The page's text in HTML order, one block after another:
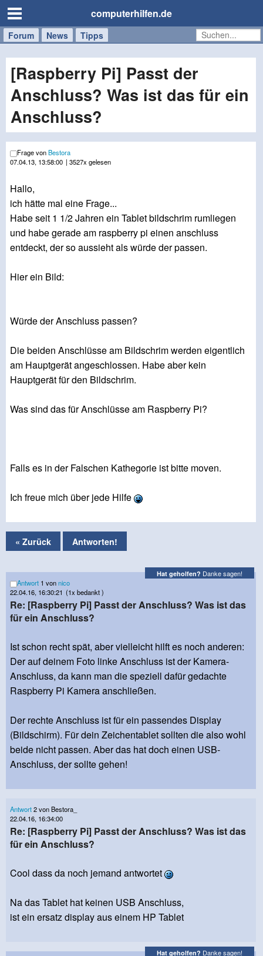
computerhilfen.de
Forum News Tipps
Handy
Tablet
Windows
Mac
[Raspberry Pi] Passt der
Anschluss? Was ist das für ein
Anschluss?
Frage vonBestora
07.04.13, 13:58:00 | 3527x gelesen
Hallo,
ich hätte mal eine Frage...
Habe seit 1 1/2 Jahren ein Tablet bildschrim rumliegen
und habe gerade am raspberry pi einen anschluss
entdeckt, der so aussieht als würde der passen.
Hier ein Bild:
Würde der Anschluss passen?
Die beiden Anschlüsse am Bildschrim werden eigentlich
am Hauptgerät angeschlossen. Habe aber kein
Hauptgerät für den Bildschrim.
Was sind das für Anschlüsse am Raspberry Pi?
Falls es in der Falschen Kathegorie ist bitte moven.
Ich freue mich über jede Hilfe
« Zurück Antworten!
Hat geholfen? Danke sagen!
Antwort 1 vonnico
22.04.16, 16:30:21 (1x bedankt )
Re: [Raspberry Pi] Passt der Anschluss? Was ist das
für ein Anschluss?
Ist schon recht spät, aber vielleicht hilft es noch anderen:
Der auf deinem Foto linke Anschluss ist der Kamera-
Anschluss, da kann man die speziell dafür gedachte
Raspberry Pi Kamera anschließen.
Der rechte Anschluss ist für ein passendes Display
(Bildschirm). Für dein Zeichentablet sollten die also wohl
beide nicht passen. Aber das hat doch einen USB-
Anschluss, der sollte gehen!
Antwort2 von Bestora_
22.04.16, 16:34:00
Re: [Raspberry Pi] Passt der Anschluss? Was ist das
für ein Anschluss?
Cool dass da noch jemand antwortet
Na das Tablet hat keinen USB Anschluss,
ist ein ersatz display aus einem HP Tablet
Hat geholfen? Danke sagen!